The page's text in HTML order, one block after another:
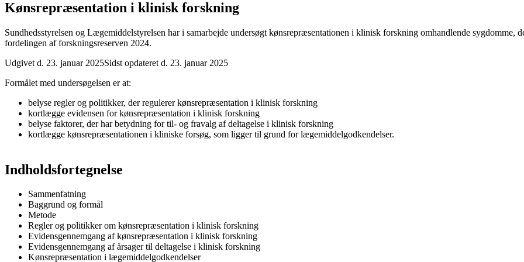
Kønsrepræsentation i klinisk forskning
Sundhedsstyrelsen og Lægemiddelstyrelsen har i samarbejde undersøgt kønsrepræsentationen i klinisk forskning omhandlende sygdomme,
fordelingen af forskningsreserven 2024.
Udgivet d. 23. januar 2025Sidst opdateret d. 23. januar 2025
Formålet med undersøgelsen er at:
belyse regler og politikker, der regulerer kønsrepræsentation i klinisk forskning
kortlægge evidensen for kønsrepræsentation i klinisk forskning
belyse faktorer, der har betydning for til- og fravalg af deltagelse i klinisk forskning
kortlægge kønsrepræsentationen i kliniske forsøg, som ligger til grund for lægemiddelgodkendelser.
Indholdsfortegnelse
Sammenfatning
Baggrund og formål
Metode
Regler og politikker om kønsrepræsentation i klinisk forskning
Evidensgennemgang af kønsrepræsentation i klinisk forskning
Evidensgennemgang af årsager til deltagelse i klinisk forskning
Kønsrepræsentation i lægemiddelgodkendelser